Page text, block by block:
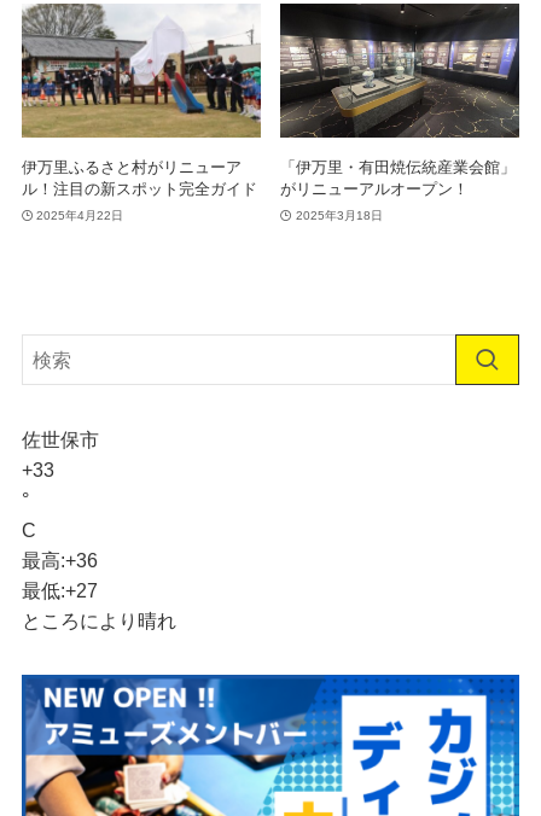
伊万里ふるさと村がリニューア
ル！注目の新スポット完全ガイド
2025年4月22日
「伊万里・有田焼伝統産業会館」
がリニューアルオープン！
2025年3月18日
佐世保市
+33
°
C
最高:+36
最低:+27
ところにより晴れ